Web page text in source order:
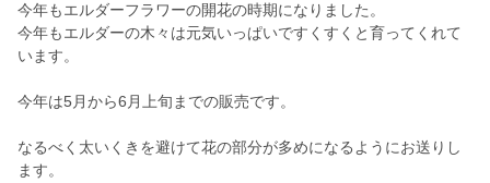
今年もエルダーフラワーの開花の時期になりました。
今年もエルダーの木々は元気いっぱいですくすくと育ってくれて
います。
今年は5月から6月上旬までの販売です。
なるべく太いくきを避けて花の部分が多めになるようにお送りし
ます。